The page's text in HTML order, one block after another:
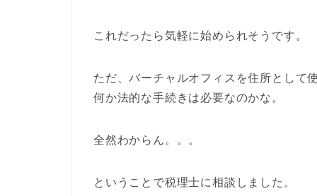
これだったら気軽に始められそうです。
ただ、バーチャルオフィスを住所として
何か法的な手続きは必要なのかな。
全然わからん。。。
ということで税理士に相談しました。